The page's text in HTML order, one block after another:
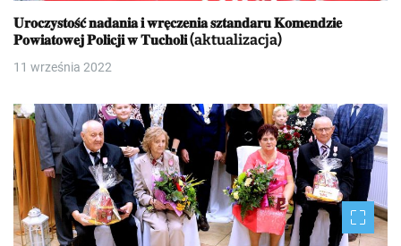
𝐔𝐫𝐨𝐜𝐳𝐲𝐬𝐭𝐨𝐬́𝐜́ 𝐧𝐚𝐝𝐚𝐧𝐢𝐚 𝐢 𝐰𝐫𝐞̨𝐜𝐳𝐞𝐧𝐢𝐚 𝐬𝐳𝐭𝐚𝐧𝐝𝐚𝐫𝐮 𝐊𝐨𝐦𝐞𝐧𝐝𝐳𝐢𝐞
𝐏𝐨𝐰𝐢𝐚𝐭𝐨𝐰𝐞𝐣 𝐏𝐨𝐥𝐢𝐜𝐣𝐢 𝐰 𝐓𝐮𝐜𝐡𝐨𝐥𝐢 (aktualizacja)
11 września 2022